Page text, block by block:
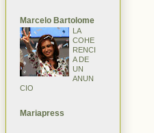
Marcelo Bartolome
LA
COHE
RENCI
A DE
UN
ANUN
CIO
Mariapress